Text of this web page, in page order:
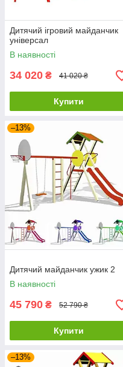
Дитячий ігровий майданчик
універсал
В наявності
34 020 ₴ 41 020 ₴
Купити
–13%
Дитячий майданчик ужик 2
В наявності
45 790 ₴ 52 790 ₴
Купити
–13%